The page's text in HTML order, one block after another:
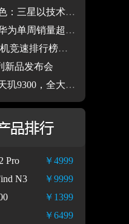
技术创新推动可持续发展
苹果，转转助力用户抢先用新机
15系列霸榜 小米杀出重围
新品发布会
全大核计算时代来了！
￥4999
Pro
￥9999
N3
￥1399
￥6499